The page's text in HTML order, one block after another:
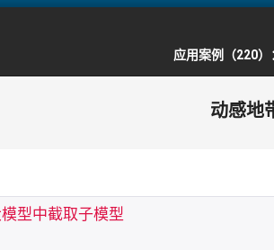
应用案例（220
动感地
型中截取子模型